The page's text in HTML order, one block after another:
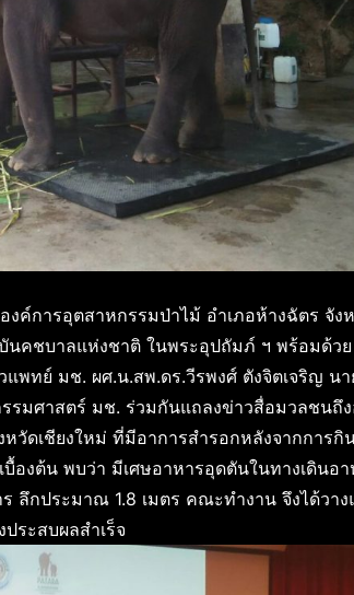
ค์การอุตสาหกรรมป่าไม้ อำเภอห้างฉัตร จัง
นคชบาลแห่งชาติ ในพระอุปถัมภ์ ฯ พร้อมด้วย
พทย์ มช. ผศ.น.สพ.ดร.วีรพงศ์ ตังจิตเจริญ นา
มศาสตร์ มช. ร่วมกันแถลงข่าวสื่อมวลชนถึง
ดเชียงใหม่ ที่มีอาการสำรอกหลังจากการกิ
องต้น พบว่า มีเศษอาหารอุดตันในทางเดินอา
ลึกประมาณ 1.8 เมตร คณะทำงาน จึงได้วา
ระสบผลสำเร็จ